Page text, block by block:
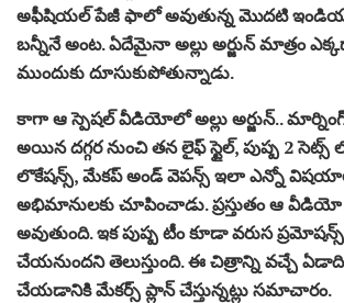
అఫీషియల్ పేజీ ఫాలో అవుతున్న మొదటి
బన్నీనే అంట. ఏదేమైనా అల్లు అర్జున్ మాత్రం
ముందుకు దూసుకుపోతున్నాడు.
కాగా ఆ స్పెషల్ వీడియోలో అల్లు అర్జున్.. మార్నింగ్
అయిన దగ్గర నుంచి తన లైఫ్ స్టైల్, పుష్ప 2
లొకేషన్స్, మేకప్ అండ్ వెపన్స్ ఇలా ఎన్నో
అభిమానులకు చూపించాడు. ప్రస్తుతం ఆ వీడియో
అవుతుంది. ఇక పుష్ప టీం కూడా వరుస
చేయనుందని తెలుస్తుంది. ఈ చిత్రాన్ని వచ్చే
చేయడానికి మేకర్స్ ప్లాన్ చేస్తున్నట్లు సమాచారం.